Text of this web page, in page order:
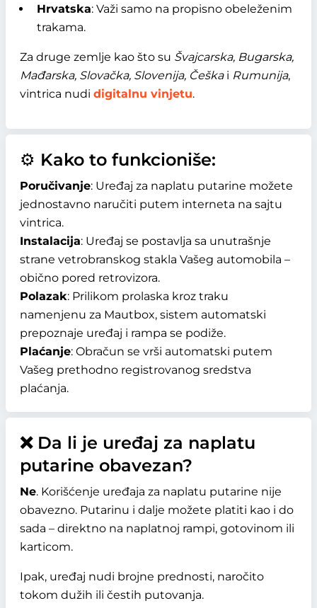
Hrvatska: Važi samo na propisno obeleženim
trakama.
Za druge zemlje kao što su Švajcarska, Bugarska,
Mađarska, Slovačka, Slovenija, Češkai Rumunija,
vintrica nudi digitalnu vinjetu.
⚙️ Kako to funkcioniše:
Poručivanje: Uređaj za naplatu putarine možete
jednostavno naručiti putem interneta na sajtu
vintrica.
Instalacija: Uređaj se postavlja sa unutrašnje
strane vetrobranskog stakla Vašeg automobila –
obično pored retrovizora.
Polazak: Prilikom prolaska kroz traku
namenjenu za Mautbox, sistem automatski
prepoznaje uređaj i rampa se podiže.
Plaćanje: Obračun se vrši automatski putem
Vašeg prethodno registrovanog sredstva
plaćanja.
❌ Da li je uređaj za naplatu
putarine obavezan?
Ne. Korišćenje uređaja za naplatu putarine nije
obavezno. Putarinu i dalje možete platiti kao i do
sada – direktno na naplatnoj rampi, gotovinom ili
karticom.
Ipak, uređaj nudi brojne prednosti, naročito
tokom dužih ili čestih putovanja.